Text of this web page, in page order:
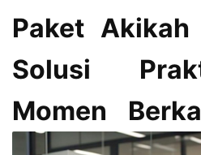
Paket Akikah
Solusi
Momen